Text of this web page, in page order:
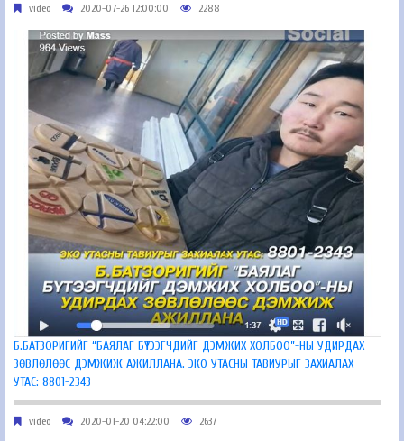
video 2020-07-26 12:00:00 2288
Б.БАТЗОРИГИЙГ “БАЯЛАГ БҮТЭЭГЧДИЙГ ДЭМЖИХ ХОЛБОО”-НЫ УДИРДАХ
ЗӨВЛӨЛӨӨС ДЭМЖИЖ АЖИЛЛАНА. ЭКО УТАСНЫ ТАВИУРЫГ ЗАХИАЛАХ
УТАС: 8801-2343
video 2020-01-20 04:22:00 2637